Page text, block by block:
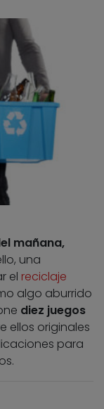
mañana,
una
el reciclaje
algo aburrido
diez juegos
ellos originales
para